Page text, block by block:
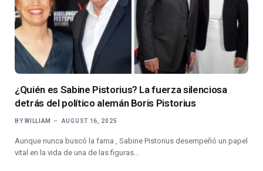
¿Quién es Sabine Pistorius? La fuerza silenciosa
detrás del político alemán Boris Pistorius
BY WILLIAM AUGUST 16, 2025
Aunque nunca buscó la fama , Sabine Pistorius desempeñó un papel
vital en la vida de una de las figuras…